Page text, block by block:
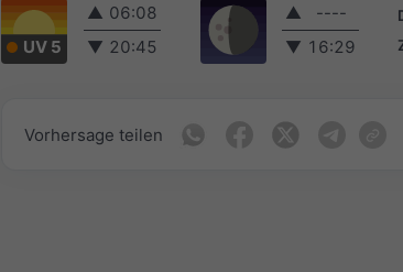
UV 5
▲ 06:08
▼ 20:45
▲
----
▼ 16:29
Vorhersage teilen